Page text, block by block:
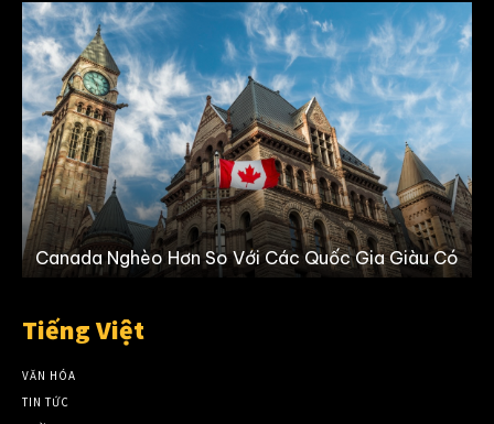
Canada Nghèo Hơn So Với Các Quốc Gia Giàu Có
Tiếng Việt
VĂN HÓA
TIN TỨC